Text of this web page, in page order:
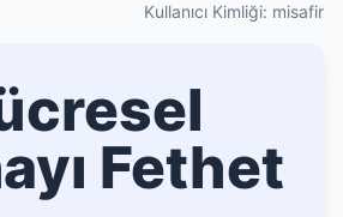
Kullanıcı Kimliği: misafir
Fethet